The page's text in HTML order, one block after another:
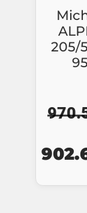
205/
inițial
a